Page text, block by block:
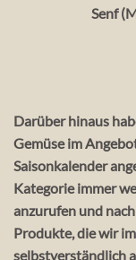
Senf
Darüber hinaus
Gemüse im
Saisonkalender
Kategorie immer
anzurufen und
Produkte, die wir
selbstverständlich